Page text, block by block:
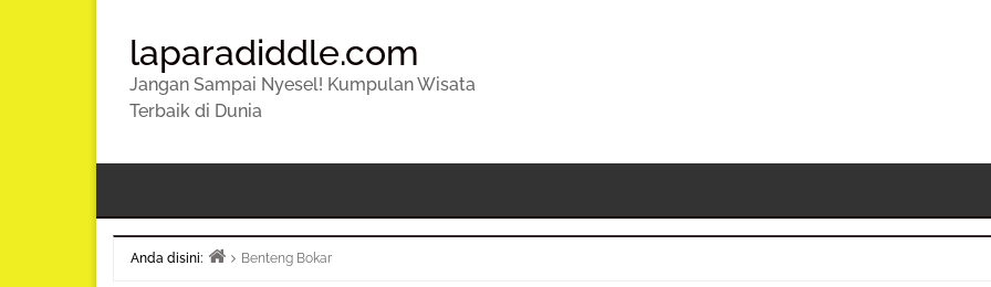
laparadiddle.com
Jangan Sampai Nyesel! Kumpulan Wisata
Terbaik di Dunia
Anda disini:
Benteng Bokar